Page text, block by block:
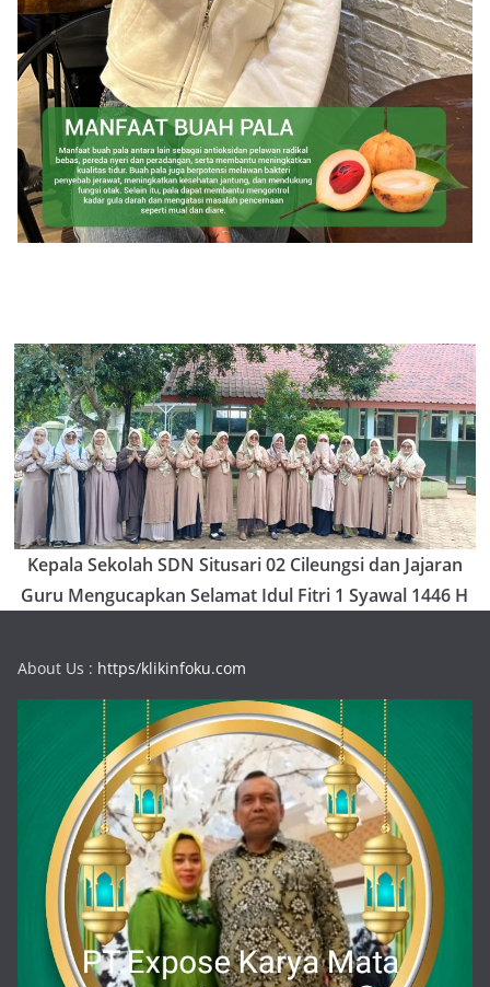
Kepala Sekolah SDN Situsari 02 Cileungsi dan Jajaran
Guru Mengucapkan Selamat Idul Fitri 1 Syawal 1446 H
About Us : https/klikinfoku.com